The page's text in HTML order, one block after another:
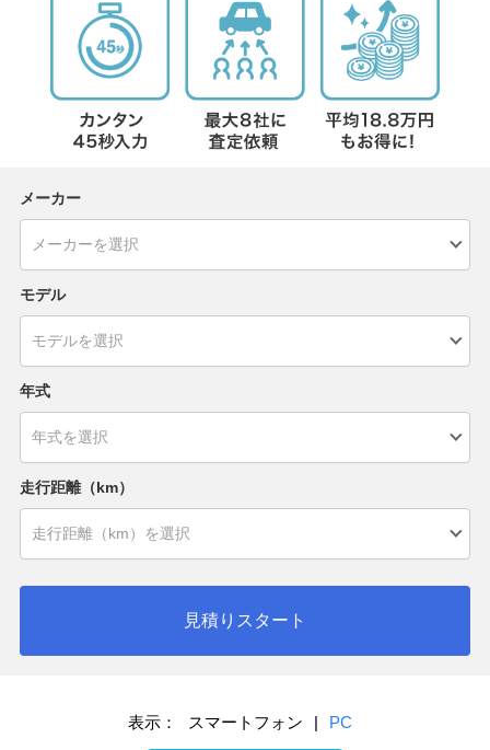
メーカー
モデル
年式
走行距離（km）
見積りスタート
表示： スマートフォン | PC